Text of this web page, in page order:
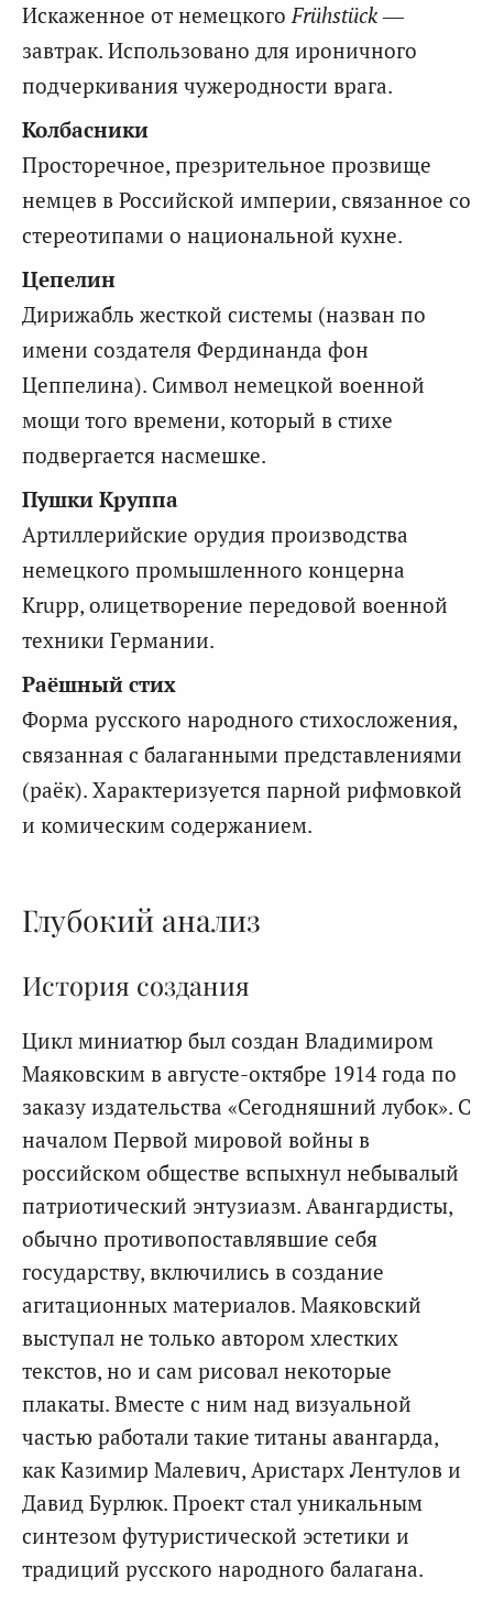
Искаженное от немецкогоFrühstück—
завтрак. Использовано для ироничного
подчеркивания чужеродности врага.
Колбасники
Просторечное, презрительное прозвище
немцев в Российской империи, связанное со
стереотипами о национальной кухне.
Цепелин
Дирижабль жесткой системы (назван по
имени создателя Фердинанда фон
Цеппелина). Символ немецкой военной
мощи того времени, который в стихе
подвергается насмешке.
Пушки Круппа
Артиллерийские орудия производства
немецкого промышленного концерна
Krupp, олицетворение передовой военной
техники Германии.
Раёшный стих
Форма русского народного стихосложения,
связанная с балаганными представлениями
(раёк). Характеризуется парной рифмовкой
и комическим содержанием.
Глубокий анализ
История создания
Цикл миниатюр был создан Владимиром
Маяковским в августе-октябре 1914 года по
заказу издательства «Сегодняшний лубок». С
началом Первой мировой войны в
российском обществе вспыхнул небывалый
патриотический энтузиазм. Авангардисты,
обычно противопоставлявшие себя
государству, включились в создание
агитационных материалов. Маяковский
выступал не только автором хлестких
текстов, но и сам рисовал некоторые
плакаты. Вместе с ним над визуальной
частью работали такие титаны авангарда,
как Казимир Малевич, Аристарх Лентулов и
Давид Бурлюк. Проект стал уникальным
синтезом футуристической эстетики и
традиций русского народного балагана.